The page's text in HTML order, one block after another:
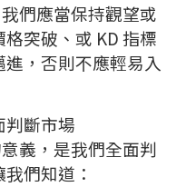
們應當保持觀望或
突破、或 KD 指標
，否則不應輕易入
判斷市場
義，是我們全面判
們知道：